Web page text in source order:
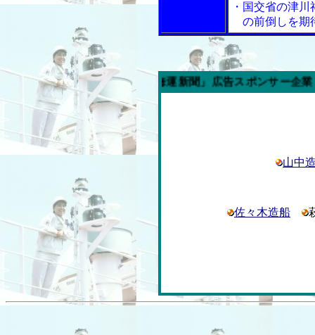
・国交省の津
の前倒しを期
「内航海運新聞」広告スポンサー企業
山中
佐々木造船